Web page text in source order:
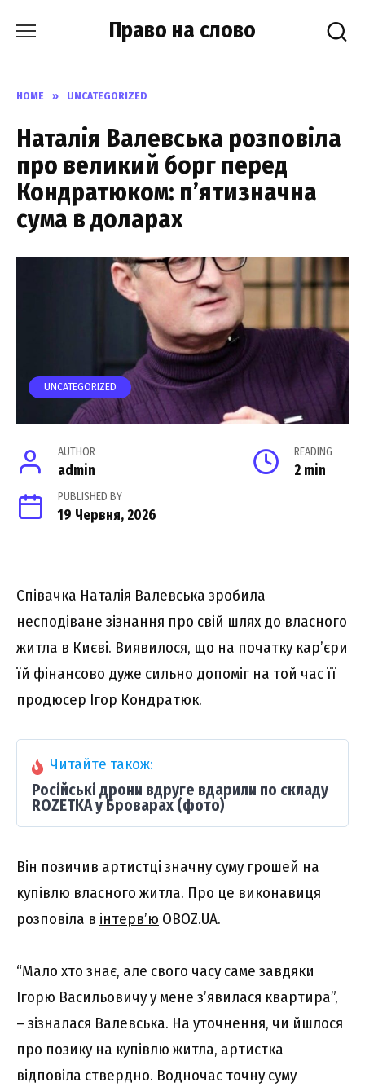
Право на слово
HOME » UNCATEGORIZED
Наталія Валевська розповіла
про великий борг перед
Кондратюком: п’ятизначна
сума в доларах
UNCATEGORIZED
AUTHOR
admin
READING
2 min
PUBLISHED BY
19 Червня, 2026
Співачка Наталія Валевська зробила
несподіване зізнання про свій шлях до власного
житла в Києві. Виявилося, що на початку кар’єри
їй фінансово дуже сильно допоміг на той час її
продюсер Ігор Кондратюк.
Читайте також:
Російські дрони вдруге вдарили по складу
ROZETKA у Броварах (фото)
Він позичив артистці значну суму грошей на
купівлю власного житла. Про це виконавиця
розповіла в інтерв’ю OBOZ.UA.
“Мало хто знає, але свого часу саме завдяки
Ігорю Васильовичу у мене з’явилася квартира”,
– зізналася Валевська. На уточнення, чи йшлося
про позику на купівлю житла, артистка
відповіла ствердно. Водночас точну суму